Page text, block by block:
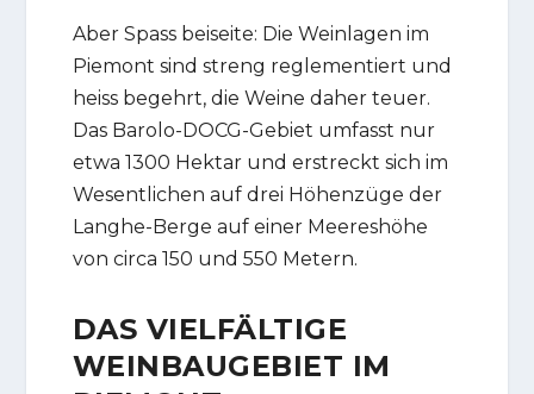
Aber Spass beiseite: Die Weinlagen im
Piemont sind streng reglementiert und
heiss begehrt, die Weine daher teuer.
Das Barolo-DOCG-Gebiet umfasst nur
etwa 1300 Hektar und erstreckt sich im
Wesentlichen auf drei Höhenzüge der
Langhe-Berge auf einer Meereshöhe
von circa 150 und 550 Metern.
DAS VIELFÄLTIGE
WEINBAUGEBIET IM